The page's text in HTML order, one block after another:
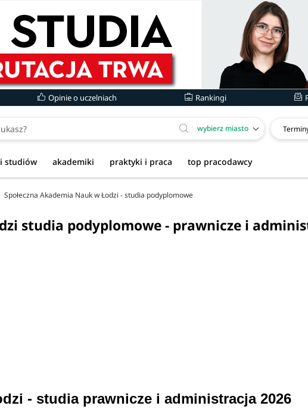
Opinie o uczelniach Rankingi
wybierz miasto
studiów akademiki praktyki i praca top pracodawcy
Społeczna Akademia Nauk w Łodzi - studia podyplomowe
studia podyplomowe - prawnicze i
- studia prawnicze i administracja 2026